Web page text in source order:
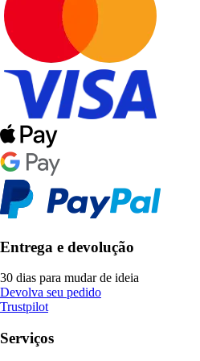
Entrega e devolução
30 dias para mudar de ideia
Devolva seu pedido
Trustpilot
Serviços